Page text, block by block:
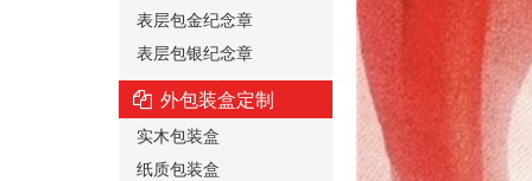
表层包金纪念章
表层包银纪念章
外包装盒定制
实木包装盒
纸质包装盒